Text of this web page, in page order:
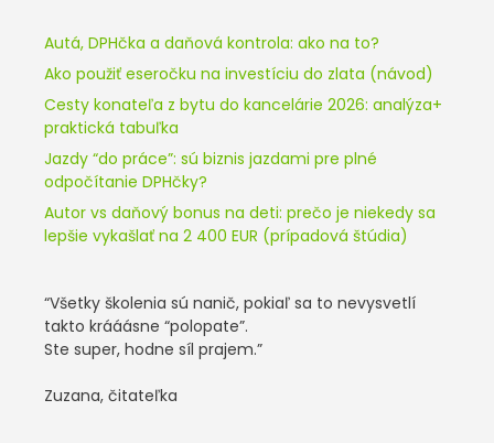
Autá, DPHčka a daňová kontrola: ako na to?
Ako použiť eseročku na investíciu do zlata (návod)
Cesty konateľa z bytu do kancelárie 2026: analýza+
praktická tabuľka
Jazdy “do práce”: sú biznis jazdami pre plné
odpočítanie DPHčky?
Autor vs daňový bonus na deti: prečo je niekedy sa
lepšie vykašlať na 2 400 EUR (prípadová štúdia)
“Všetky školenia sú nanič, pokiaľ sa to nevysvetlí
takto krááásne “polopate”.
Ste super, hodne síl prajem.”
Zuzana, čitateľka